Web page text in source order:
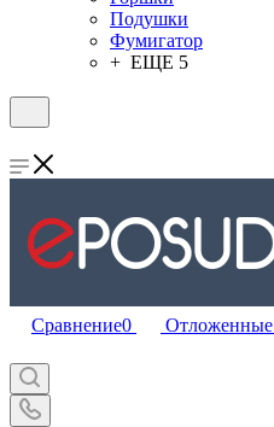
Подушки
Фумигатор
+ ЕЩЕ 5
Сравнение0 Отложенные